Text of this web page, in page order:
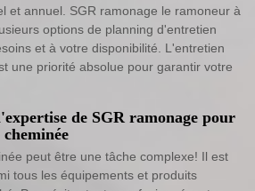
et annuel. SGR ramonage le ramoneur à
options de planning d'entretien
et à votre disponibilité. L'entretien
une priorité absolue pour garantir votre
de SGR ramonage pour
peut être une tâche complexe! Il est
tous les équipements et produits